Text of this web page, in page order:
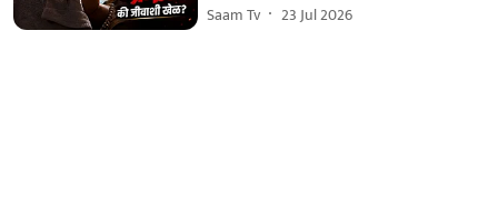
Saam Tv 23 Jul 2026